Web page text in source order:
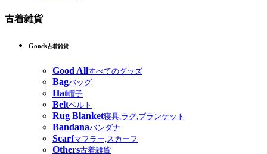
古着雑貨
Goods古着雑貨
Good Allすべてのグッズ
Bagバッグ
Hat帽子
Beltベルト
Rug Blanket寝具,ラグ,ブランケット
Bandanaバンダナ
Scarfマフラー,スカーフ
Others古着雑貨